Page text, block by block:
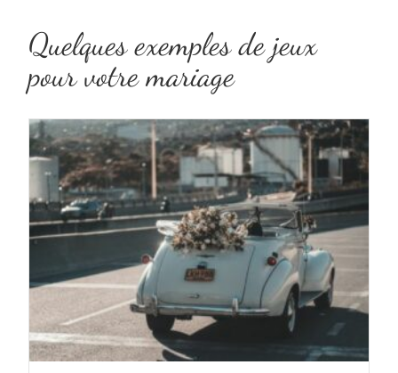
Quelques exemples de jeux
pour votre mariage